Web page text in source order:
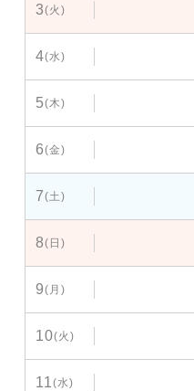
3(火)
4(水)
5(木)
6(金)
7(土)
8(日)
9(月)
10(火)
11(水)